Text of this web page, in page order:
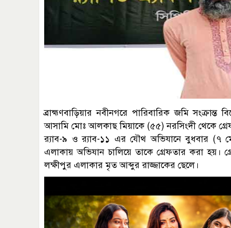
ব্রাহ্মণবাড়িয়ার নবীনগরে পারিবারিক জমি
আসামি মোঃ আলকাছ মিয়াকে (৫৫) নরসিংদী থেকে
র‍্যাব-৯ ও র‍্যাব-১১ এর যৌথ অভিযানে বুধবার (৭
এলাকায় অভিযান চালিয়ে তাকে গ্রেফতার করা
লক্ষীপুর এলাকার মৃত আব্দুর রাজ্জাকের ছেলে।